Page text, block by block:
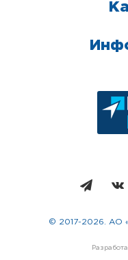
© 2017-2026. АО